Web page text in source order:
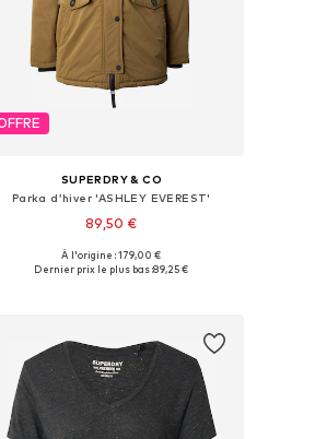
SUPERDRY & CO
Parka d’hiver 'ASHLEY EVEREST'
89,50 €
Tailles disponibles: S, M, L, XL
À l'origine : 179,00 €
Dernier prix le plus bas :89,25 €